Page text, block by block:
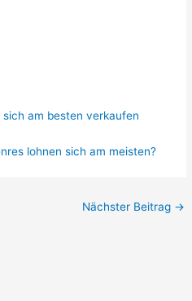
sich am besten verkaufen
lohnen sich am meisten?
Nächster Beitrag →